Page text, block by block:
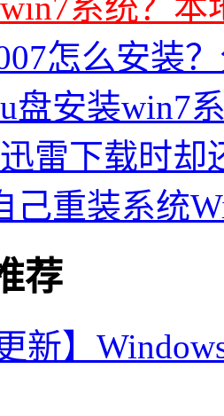
怎么安装
盘安装win7
雷下载时却
己重装系统
荐
新】